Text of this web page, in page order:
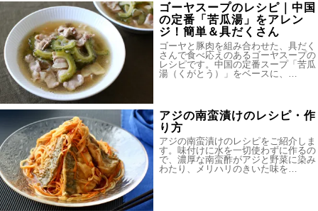
ゴーヤスープのレシピ｜中国
の定番「苦瓜湯」をアレン
ジ！簡単＆具だくさん
ゴーヤと豚肉を組み合わせた、具だく
さんで食べ応えのあるゴーヤスープの
レシピです。中国の定番スープ「苦瓜
湯（くがとう）」をベースに、…
アジの南蛮漬けのレシピ・作
り方
アジの南蛮漬けのレシピをご紹介しま
す。味付けに水を一切使わずに作るの
で、濃厚な南蛮酢がアジと野菜に染み
わたり、メリハリのきいた味を…